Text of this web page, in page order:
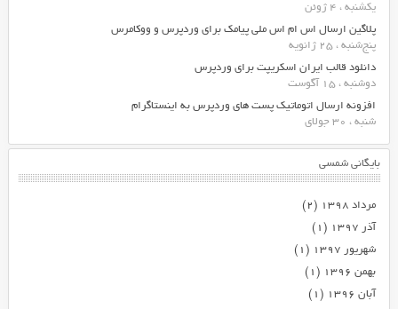
یکشنبه ، 4 ژوئن
پلاگین ارسال اس ام اس ملی پیامک برای وردپرس و ووکامرس
پنج‌شنبه ، 25 ژانویه
دانلود قالب ایران اسکریپت برای وردپرس
دوشنبه ، 15 آگوست
افزونه ارسال اتوماتیک پست های وردپرس به اینستاگرام
شنبه ، 30 جولای
بایگانی شمسی
مرداد ۱۳۹۸
(۲)
آذر ۱۳۹۷
(۱)
شهریور ۱۳۹۷
(۱)
بهمن ۱۳۹۶
(۱)
آبان ۱۳۹۶
(۱)